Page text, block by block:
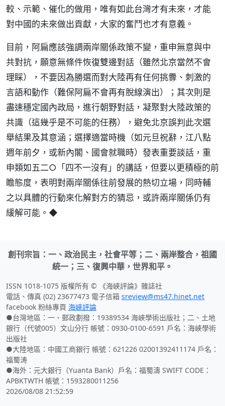
較、示範、催化的做用，唯有如此台灣才有未來，才能
對中國的未來做出貢獻，大家的奮鬥也才有意義。
目前，阿扁應該強調兩岸關係政策不變，重申無意與中
共對抗，願意無條件恢復雙邊對話（雖然北京當然不會
理睬），不要因為勝選而對大陸再有任何挑釁、刺激的
言語和動作（難保阿扁不會再有脫線演出）；其次則是
盡速穩定國內政局，進行朝野對話，凝聚對大陸政策的
共識（這幾乎是不可能的任務），避免北京誤判此次選
舉結果及其意涵；選擇適當時機（如元旦祝辭，江八點
週年前夕，或新內閣、國會就職時）發表重要談話，重
申類如五二○「四不一沒有」的講話，但要以更積極的前
瞻態度，表明對兩岸關係往前發展的熱切立場，同時輔
之以具體的行動來化解對方的猜忌，或許兩岸關係仍有
緩解可能。◆
創刊宗旨：一、政治民主，社會平等；二、兩岸整合，祖國
統一；三、復興中華，世界和平。
ISSN 1018-1075 版權所有 © 《海峽評論》雜誌社
電話、傳真 (02) 23677473 電子信箱 sreview@ms47.hinet.net
facebook 粉絲專頁 海峽評論
●台灣地區：一、郵政劃撥：19389534 海峽學術出版社；二、土地
銀行（代號005）文山分行 帳號：0930-0100-6591 戶名：海峽學術
出版社
●大陸地區：中國工商銀行 帳號：621226 02001392411174 戶名：
福蜀涛
●海外：元大銀行（Yuanta Bank）戶名：福蜀濤 SWIFT CODE：
APBKTWTH 帳號：1593280011256
2026/08/08 21:52:59